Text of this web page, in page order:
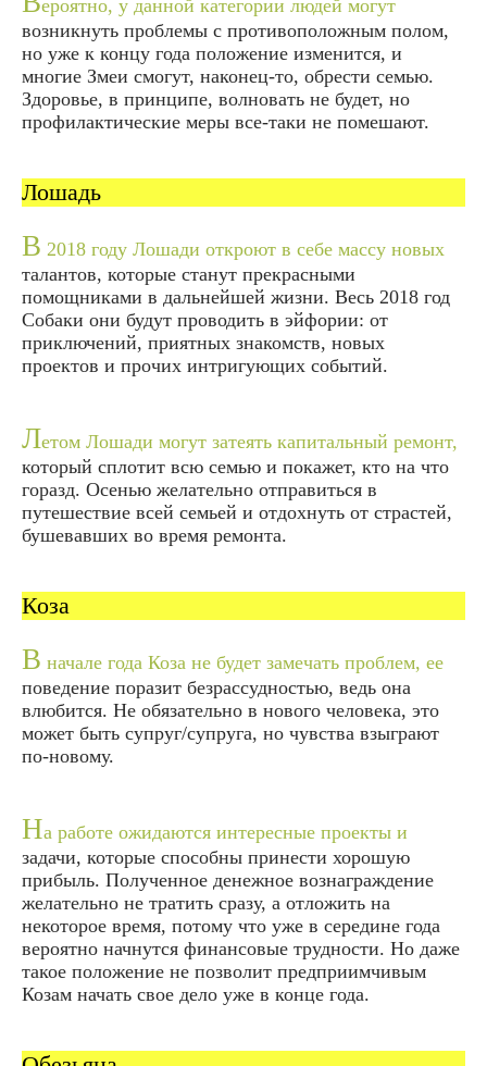
ероятно, у данной категории людей могут
возникнуть проблемы с противоположным полом,
но уже к концу года положение изменится, и
многие Змеи смогут, наконец-то, обрести семью.
Здоровье, в принципе, волновать не будет, но
профилактические меры все-таки не помешают.
Лошадь
В 2018 году Лошади откроют в себе массу новых
талантов, которые станут прекрасными
помощниками в дальнейшей жизни. Весь 2018 год
Собаки они будут проводить в эйфории: от
приключений, приятных знакомств, новых
проектов и прочих интригующих событий.
Летом Лошади могут затеять капитальный ремонт,
который сплотит всю семью и покажет, кто на что
горазд. Осенью желательно отправиться в
путешествие всей семьей и отдохнуть от страстей,
бушевавших во время ремонта.
Коза
В начале года Коза не будет замечать проблем, ее
поведение поразит безрассудностью, ведь она
влюбится. Не обязательно в нового человека, это
может быть супруг/супруга, но чувства взыграют
по-новому.
На работе ожидаются интересные проекты и
задачи, которые способны принести хорошую
прибыль. Полученное денежное вознаграждение
желательно не тратить сразу, а отложить на
некоторое время, потому что уже в середине года
вероятно начнутся финансовые трудности. Но даже
такое положение не позволит предприимчивым
Козам начать свое дело уже в конце года.